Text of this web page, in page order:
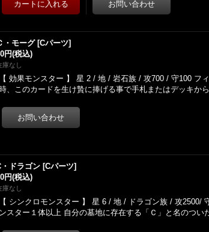
・モーグ [Cパーツ]
円(税込)
庫なし
【 効果モンスター 】 星 2 / 地 / 岩石族 / 攻700 / 守100 フ
、このカードを生け贄に捧げる事で手札またはデッキか
・ドラゴン [Cパーツ]
円(税込)
庫なし
【 シンクロモンスター 】 星 6 / 地 / ドラゴン族 / 攻2500/
ンスター１体以上 自分の墓地に存在する「Ｃ」と名のつい